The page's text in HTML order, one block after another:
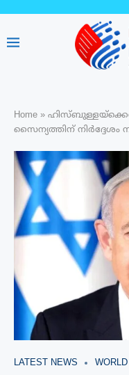
Home »
സൈന്യത്തിന്
LATEST NEWS WORLD